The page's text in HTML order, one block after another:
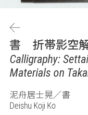
書 折帯影空
Calligraphy:
Materials on
泥舟居士晃／書
Deishu Koji Ko